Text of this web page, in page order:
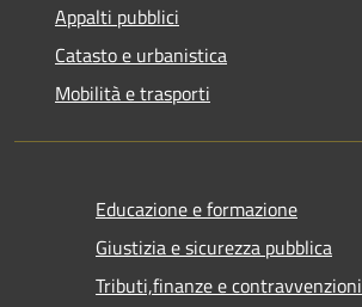
Appalti pubblici
Catasto e urbanistica
Mobilità e trasporti
Educazione e formazione
Giustizia e sicurezza pubblica
Tributi,finanze e contravvenzioni